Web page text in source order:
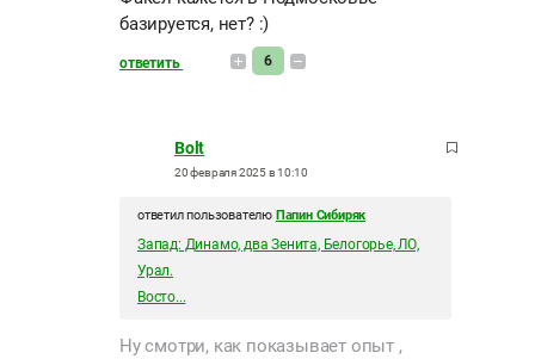
базируется, нет? :)
ответить 6
Bolt
20 февраля 2025 в 10:10
ответил пользователю Папин Сибиряк
Запад: Динамо, два Зенита, Белогорье, ЛО,
Урал.
Восто...
Ну смотри, как показывает опыт ,